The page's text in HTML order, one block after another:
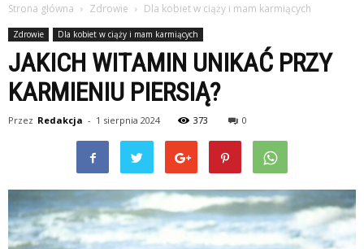
Strona główna Zdrowie Dla kobiet w ciąży i mam karmiących
Zdrowie Dla kobiet w ciąży i mam karmiących
JAKICH WITAMIN UNIKAĆ PRZY
KARMIENIU PIERSIĄ?
Przez Redakcja - 1 sierpnia 2024 373 0